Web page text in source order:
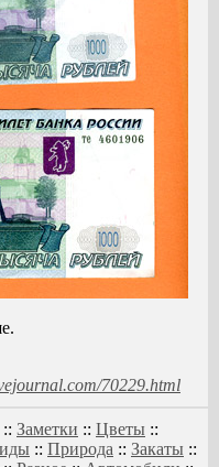
70229.html
:: Заметки :: Цветы ::
:: Природа :: Закаты ::